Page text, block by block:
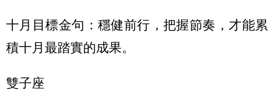
十月目標金句：穩健前行，把握節奏，才能累
積十月最踏實的成果。
雙子座